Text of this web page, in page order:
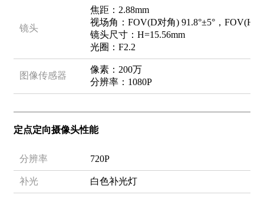
镜头
焦距：2.88mm
视场角：FOV(D对角) 91.8°±5°，FOV(H)
镜头尺寸：H=15.56mm
光圈：F2.2
图像传感器
像素：200万
分辨率：1080P
定点定向摄像头性能
分辨率 720P
补光 白色补光灯